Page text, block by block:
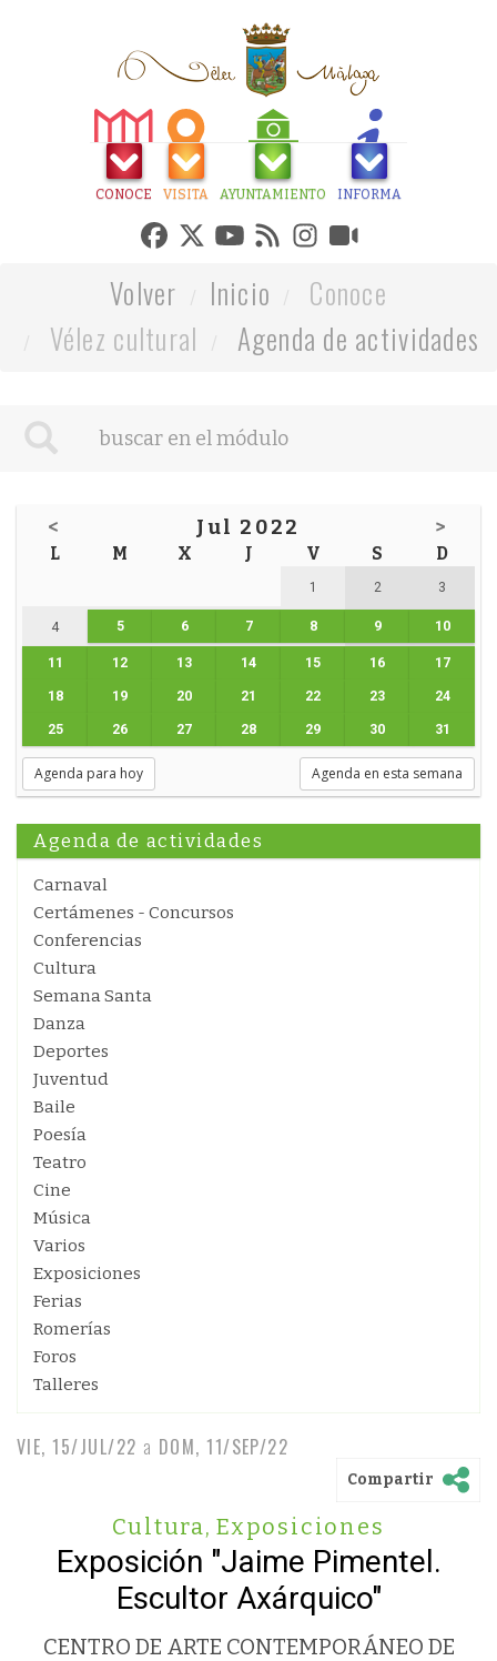
CONOCE VISITA AYUNTAMIENTO INFORMA
Volver Inicio
Conoce
Vélez cultural
Agenda de actividades
< Jul 2022 >
L M X J V S D
1 2 3
4 5 6 7 8 9 10
11 12 13 14 15 16 17
18 19 20 21 22 23 24
25 26 27 28 29 30 31
Agenda para hoy Agenda en esta semana
Agenda de actividades
Carnaval
Certámenes - Concursos
Conferencias
Cultura
Semana Santa
Danza
Deportes
Juventud
Baile
Poesía
Teatro
Cine
Música
Varios
Exposiciones
Ferias
Romerías
Foros
Talleres
VIE, 15/JUL/22 a DOM, 11/SEP/22
Compartir
Cultura, Exposiciones
Exposición "Jaime Pimentel.
Escultor Axárquico"
CENTRO DE ARTE CONTEMPORÁNEO DE